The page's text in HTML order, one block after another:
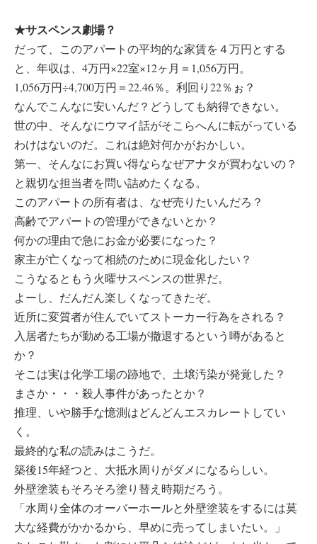
★サスペンス劇場？
だって、このアパートの平均的な家賃を４万円とする
と、年収は、4万円×22室×12ヶ月＝1,056万円。
1,056万円÷4,700万円＝22.46％。利回り22％ぉ？
なんでこんなに安いんだ？どうしても納得できない。
世の中、そんなにウマイ話がそこらへんに転がっている
わけはないのだ。これは絶対何かがおかしい。
第一、そんなにお買い得ならなぜアナタが買わないの？
と親切な担当者を問い詰めたくなる。
このアパートの所有者は、なぜ売りたいんだろ？
高齢でアパートの管理ができないとか？
何かの理由で急にお金が必要になった？
家主が亡くなって相続のために現金化したい？
こうなるともう火曜サスペンスの世界だ。
よーし、だんだん楽しくなってきたぞ。
近所に変質者が住んでいてストーカー行為をされる？
入居者たちが勤める工場が撤退するという噂があると
か？
そこは実は化学工場の跡地で、土壌汚染が発覚した？
まさか・・・殺人事件があったとか？
推理、いや勝手な憶測はどんどんエスカレートしてい
く。
最終的な私の読みはこうだ。
築後15年経つと、大抵水周りがダメになるらしい。
外壁塗装もそろそろ塗り替え時期だろう。
「水周り全体のオーバーホールと外壁塗装をするには莫
大な経費がかかるから、早めに売ってしまいたい。」